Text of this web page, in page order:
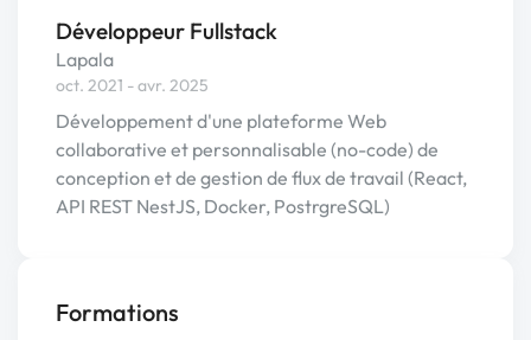
Développeur Fullstack
Lapala
oct. 2021 - avr. 2025
Développement d'une plateforme Web
collaborative et personnalisable (no-code) de
conception et de gestion de flux de travail (React,
API REST NestJS, Docker, PostrgreSQL)
Formations